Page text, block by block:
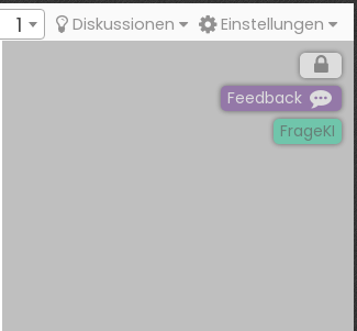
1 Diskussionen Einstellungen
Feedback
FrageKI